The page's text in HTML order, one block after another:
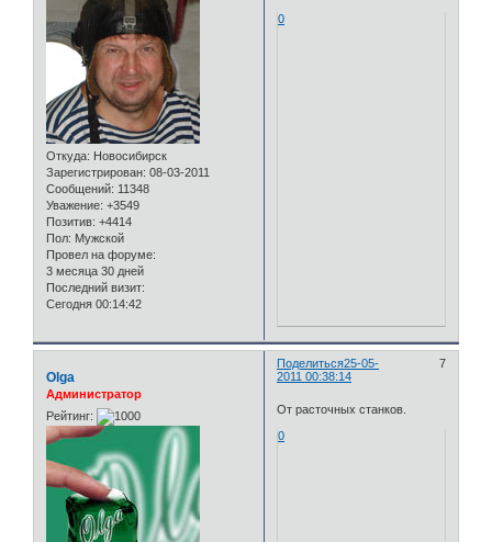
Откуда: Новосибирск
Зарегистрирован: 08-03-2011
Сообщений: 11348
Уважение: +3549
Позитив: +4414
Пол: Мужской
Провел на форуме:
3 месяца 30 дней
Последний визит:
Сегодня 00:14:42
0
Поделиться 7
25-05-
2011 00:38:14
Olga
Администратор
Рейтинг:
От расточных станков.
0